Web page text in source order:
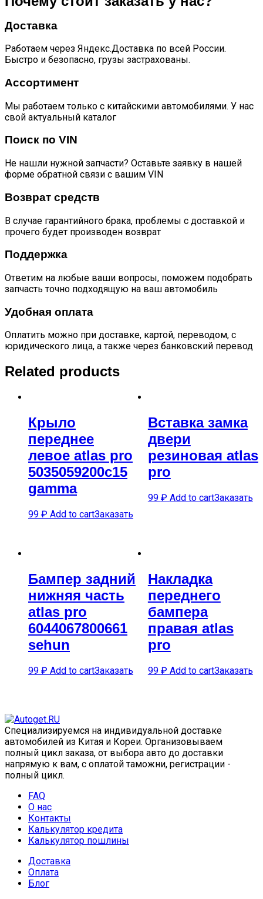
передач
mk
quantity
Доставка
Работаем через Яндекс.Доставка по всей России.
Быстро и безопасно, грузы застрахованы.
Ассортимент
Мы работаем только с китайскими автомобилями. У нас
свой актуальный каталог
Поиск по VIN
Не нашли нужной запчасти? Оставьте заявку в нашей
форме обратной связи с вашим VIN
Возврат средств
В случае гарантийного брака, проблемы с доставкой и
прочего будет производен возврат
Поддержка
Ответим на любые ваши вопросы, поможем подобрать
запчасть точно подходящую на ваш автомобиль
Удобная оплата
Оплатить можно при доставке, картой, переводом, с
юридического лица, а также через банковский перевод
Related products
Крыло
переднее
левое atlas pro
5035059200c15
gamma
99 ₽ Add to cartЗаказать
Вставка замка
двери
резиновая atlas
pro
99 ₽ Add to cartЗаказать
Бампер задний
нижняя часть
atlas pro
6044067800661
sehun
99 ₽ Add to cartЗаказать
Накладка
переднего
бампера
правая atlas
pro
99 ₽ Add to cartЗаказать
Специализируемся на индивидуальной доставке
автомобилей из Китая и Кореи. Организовываем
полный цикл заказа, от выбора авто до доставки
напрямую к вам, с оплатой таможни, регистрации -
полный цикл.
FAQ
О нас
Контакты
Калькулятор кредита
Калькулятор пошлины
Доставка
Оплата
Блог